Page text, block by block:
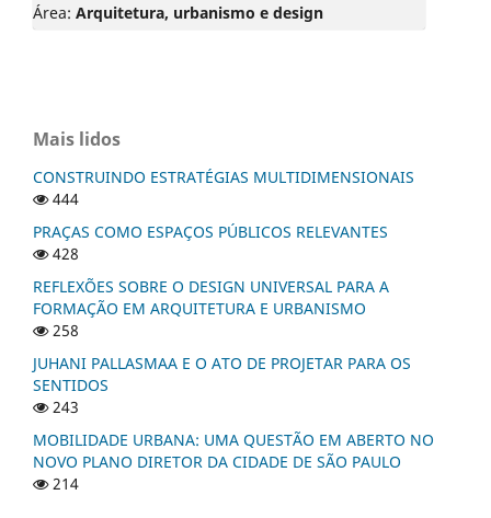
Área: Arquitetura, urbanismo e design
Mais lidos
CONSTRUINDO ESTRATÉGIAS MULTIDIMENSIONAIS
444
PRAÇAS COMO ESPAÇOS PÚBLICOS RELEVANTES
428
REFLEXÕES SOBRE O DESIGN UNIVERSAL PARA A
FORMAÇÃO EM ARQUITETURA E URBANISMO
258
JUHANI PALLASMAA E O ATO DE PROJETAR PARA OS
SENTIDOS
243
MOBILIDADE URBANA: UMA QUESTÃO EM ABERTO NO
NOVO PLANO DIRETOR DA CIDADE DE SÃO PAULO
214